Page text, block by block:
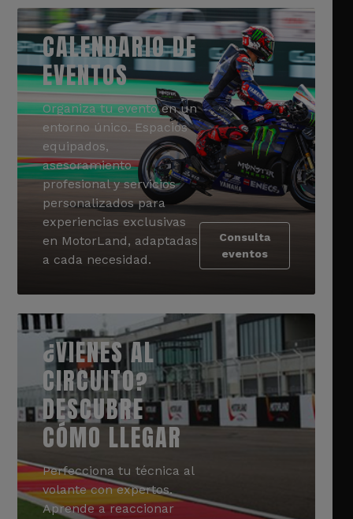
CALENDARIO DE
EVENTOS
Organiza tu evento en un
entorno único. Espacios
equipados,
asesoramiento
profesional y servicios
personalizados para
experiencias exclusivas
en MotorLand, adaptadas
a cada necesidad.
Consulta
eventos
¿VIENES AL
CIRCUITO?
DESCUBRE
CÓMO LLEGAR
Perfecciona tu técnica al
volante con expertos.
Aprende a reaccionar